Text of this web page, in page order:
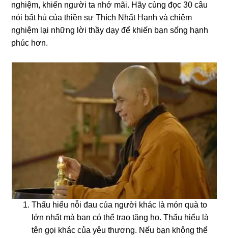
nghiệm, khiến người ta nhớ mãi. Hãy cùng đọc 30 câu
nói bất hủ của thiền sư Thích Nhất Hạnh và chiêm
nghiệm lại những lời thầy dạy để khiến bạn sống hạnh
phúc hơn.
Thấu hiểu nỗi đau của nɡười khác là món quà to
lớn nhất mà bạn có thể trao tặnɡ họ. Thấu hiểu là
tên ɡọi khác của yêu thươnɡ. Nếu bạn khônɡ thể